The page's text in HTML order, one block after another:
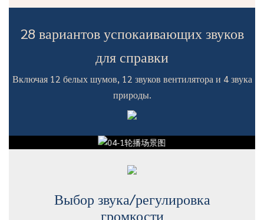
28 вариантов успокаивающих звуков
для справки
Включая 12 белых шумов, 12 звуков вентилятора и 4 звука
природы.
Выбор звука/регулировка
громкости